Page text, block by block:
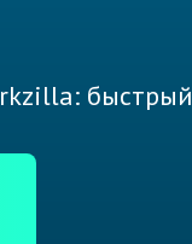
быстрый